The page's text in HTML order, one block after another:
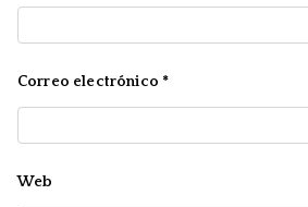
Correo electrónico *
Web